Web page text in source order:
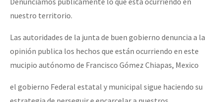
nuestro territorio.
Las autoridades de la junta de buen gobierno denuncia a la
opinión publica los hechos que están ocurriendo en este
mucipio autónomo de Francisco Gómez Chiapas, Mexico
el gobierno Federal estatal y municipal sigue haciendo su